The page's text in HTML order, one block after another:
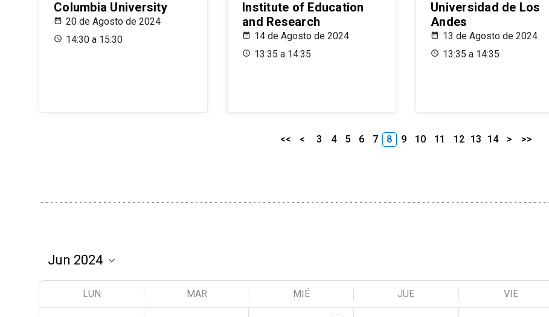
Columbia University
20 de Agosto de 2024
14:30 a 15:30
Institute of Education
and Research
14 de Agosto de 2024
13:35 a 14:35
Universidad de Los
Andes
13 de Agosto de 2024
13:35 a 14:35
<< < 3 4 5 6 7 8 9 10 11 12 13 14 > >>
LUN MAR MIÉ JUE VIE